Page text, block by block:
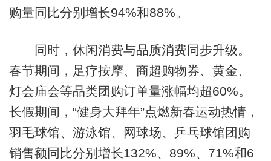
购量同比分别增长94%和88%。
同时，休闲消费与品质消费同步升级。
春节期间，足疗按摩、商超购物券、黄金、
灯会庙会等品类团购订单量涨幅均超60%。
长假期间，“健身大拜年”点燃新春运动热情，
羽毛球馆、游泳馆、网球场、乒乓球馆团购
销售额同比分别增长132%、89%、71%和6